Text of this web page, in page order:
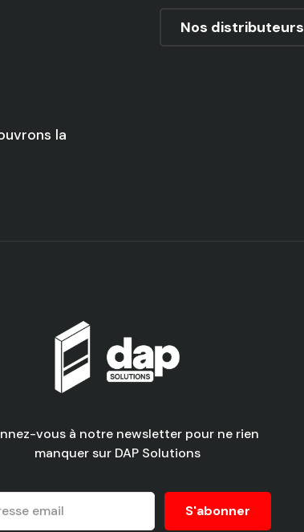
la
Nos distributeurs
vous à notre newsletter pour ne rien
manquer sur DAP Solutions